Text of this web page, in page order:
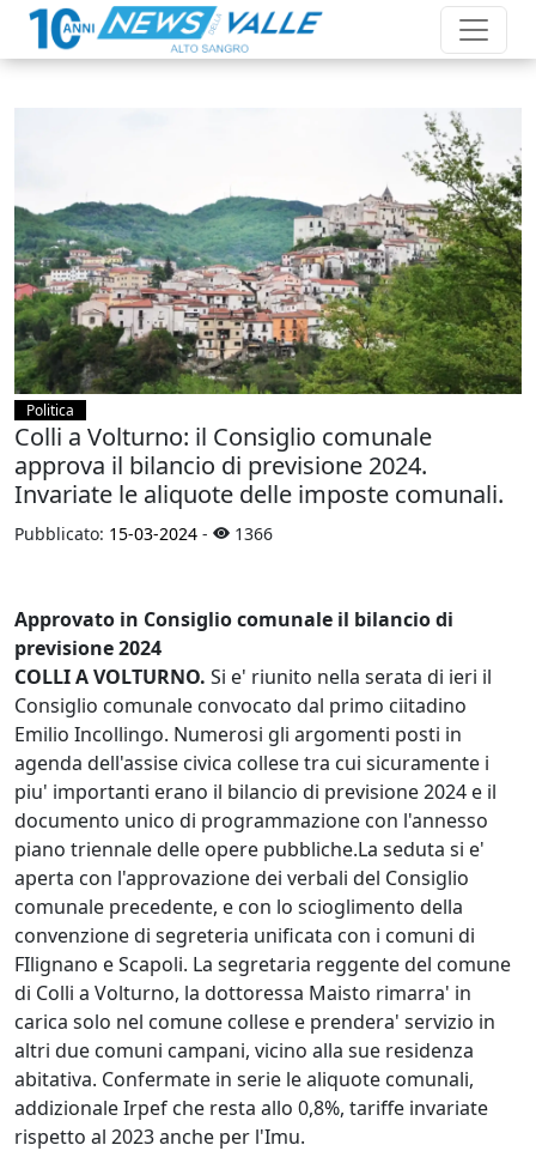
Politica
Colli a Volturno: il Consiglio comunale
approva il bilancio di previsione 2024.
Invariate le aliquote delle imposte comunali.
Pubblicato: 15-03-2024 - 1366
Approvato in Consiglio comunale il bilancio di
previsione 2024
COLLI A VOLTURNO. Si e' riunito nella serata di ieri il
Consiglio comunale convocato dal primo ciitadino
Emilio Incollingo. Numerosi gli argomenti posti in
agenda dell'assise civica collese tra cui sicuramente i
piu' importanti erano il bilancio di previsione 2024 e il
documento unico di programmazione con l'annesso
piano triennale delle opere pubbliche.La seduta si e'
aperta con l'approvazione dei verbali del Consiglio
comunale precedente, e con lo scioglimento della
convenzione di segreteria unificata con i comuni di
FIlignano e Scapoli. La segretaria reggente del comune
di Colli a Volturno, la dottoressa Maisto rimarra' in
carica solo nel comune collese e prendera' servizio in
altri due comuni campani, vicino alla sue residenza
abitativa. Confermate in serie le aliquote comunali,
addizionale Irpef che resta allo 0,8%, tariffe invariate
rispetto al 2023 anche per l'Imu.